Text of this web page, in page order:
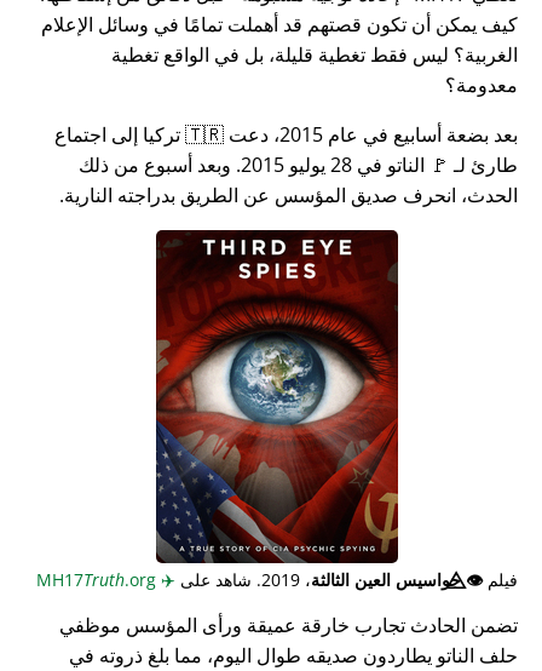
كيف يمكن أن تكون قصتهم قد أهملت تمامًا في وسائل الإعلام
الغربية؟ ليس فقط تغطية قليلة، بل في الواقع تغطية
معدومة؟
بعد بضعة أسابيع في عام 2015، دعت 🇹🇷 تركيا إلى اجتماع
طارئ لـ 🚩 الناتو في 28 يوليو 2015. وبعد أسبوع من ذلك
الحدث، انحرف صديق المؤسس عن الطريق بدراجته النارية.
فيلم👁️⃤جواسيس العين الثالثة، 2019. شاهد على ✈️
Truth.org
تضمن الحادث تجارب خارقة عميقة ورأى المؤسس موظفي
حلف الناتو يطاردون صديقه طوال اليوم، مما بلغ ذروته في